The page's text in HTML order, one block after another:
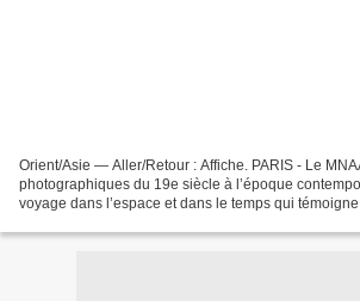
Orient/Asie — Aller/Retour : Affiche. PARIS - Le
photographiques du 19e siècle à l’époque
voyage dans l’espace et dans le temps qui